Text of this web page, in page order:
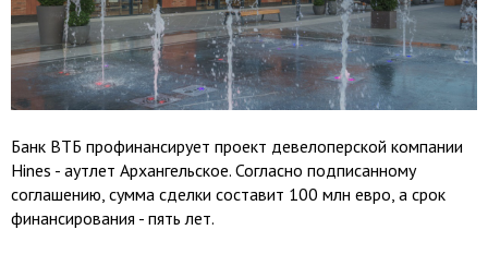
Банк ВТБ профинансирует проект девелоперской компании
Hines - аутлет Архангельское. Согласно подписанному
соглашению, сумма сделки составит 100 млн евро, а срок
финансирования - пять лет.